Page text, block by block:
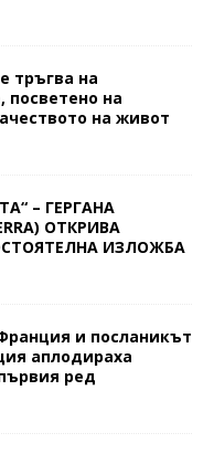
тръгва на
посветено на
на живот
– ГЕРГАНА
ОТКРИВА
ИЗЛОЖБА
и посланикът
аплодираха
ред